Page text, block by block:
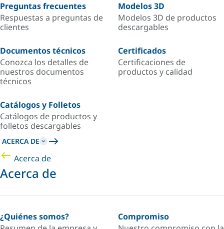
Preguntas frecuentes
Respuestas a preguntas de
clientes
Modelos 3D
Modelos 3D de productos
descargables
Documentos técnicos
Conozca los detalles de
nuestros documentos
técnicos
Certificados
Certificaciones de
productos y calidad
Catálogos y Folletos
Catálogos de productos y
folletos descargables
ACERCA DE
Acerca de
Acerca de
¿Quiénes somos?
Compromiso